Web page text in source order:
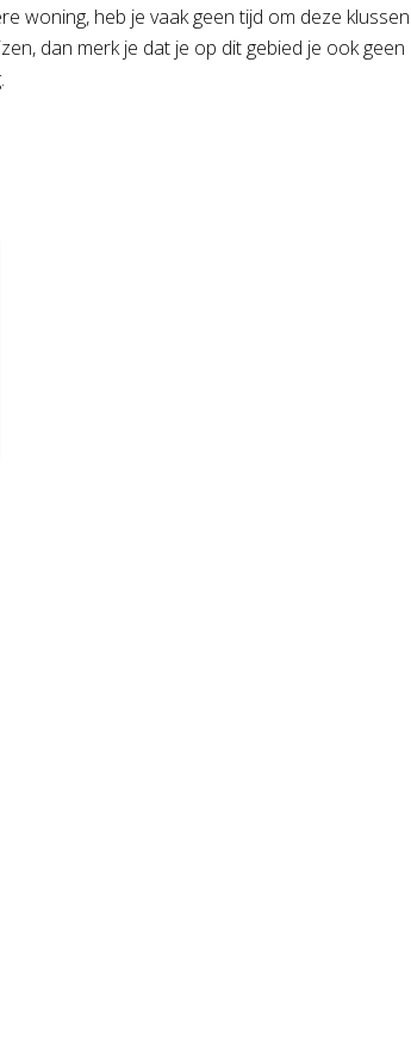
woning, heb je vaak geen tijd om deze
dan merk je dat je op dit gebied je ook